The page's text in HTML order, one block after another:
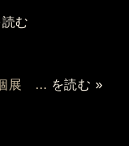
読む
展 ... を読む »